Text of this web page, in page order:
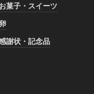
お菓子・スイーツ
卵
謝状・記念品